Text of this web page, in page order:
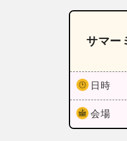
サマー
日時
会場